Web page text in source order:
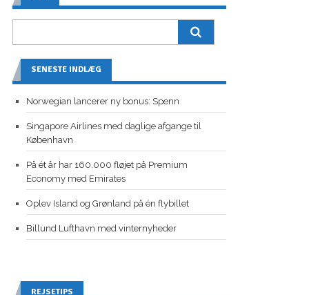
SENESTE INDLÆG
Norwegian lancerer ny bonus: Spenn
Singapore Airlines med daglige afgange til
København
På ét år har 160.000 fløjet på Premium
Economy med Emirates
Oplev Island og Grønland på én flybillet
Billund Lufthavn med vinternyheder
REJSETIPS